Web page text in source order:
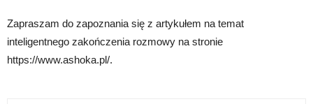
Zapraszam do zapoznania się z artykułem na temat
inteligentnego zakończenia rozmowy na stronie
https://www.ashoka.pl/.